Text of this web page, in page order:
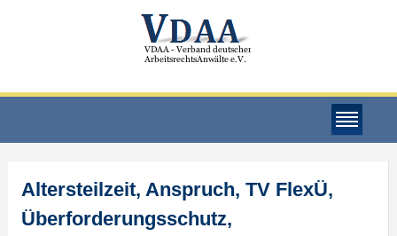
Altersteilzeit, Anspruch, TV FlexÜ,
Überforderungsschutz,